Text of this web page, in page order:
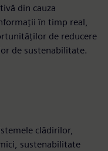
din cauza
în timp real,
de reducere
de sustenabilitate.
clădirilor,
sustenabilitate